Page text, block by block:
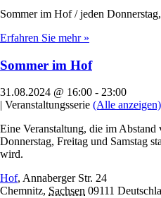
Sommer im Hof / jeden
Erfahren Sie mehr »
Sommer im Hof
31.08.2024 @ 16:00 - 23:00
| Veranstaltungsserie (Alle anzeigen)
Eine Veranstaltung, die im
Donnerstag, Freitag und Samstag
wird.
Hof, Annaberger Str. 24
Chemnitz, Sachsen 09111